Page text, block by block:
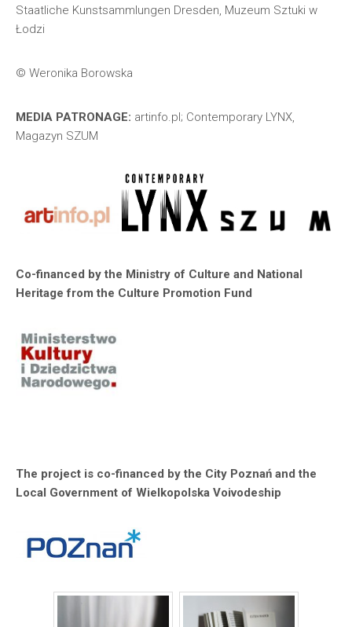
Staatliche Kunstsammlungen Dresden, Muzeum Sztuki w
Łodzi
© Weronika Borowska
MEDIA PATRONAGE: artinfo.pl; Contemporary LYNX,
Magazyn SZUM
Co-financed by the Ministry of Culture and National
Heritage from the Culture Promotion Fund
The project is co-financed by the City Poznań and the
Local Government of Wielkopolska Voivodeship